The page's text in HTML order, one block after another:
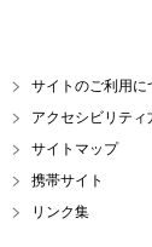
サイトのご利用に
アクセシビリティ
サイトマップ
携帯サイト
リンク集